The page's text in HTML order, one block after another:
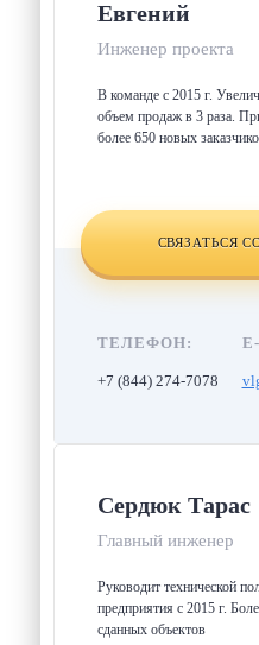
Евгений
Инженер проекта
В команде с 2015 г.
объем продаж в 3 раза.
более 650 новых
СВЯЗАТЬСЯ
ТЕЛЕФОН:
+7 (844) 274-7078
Сердюк Тарас
Главный инженер
Руководит технической
предприятия с 2015 г.
сданных объектов